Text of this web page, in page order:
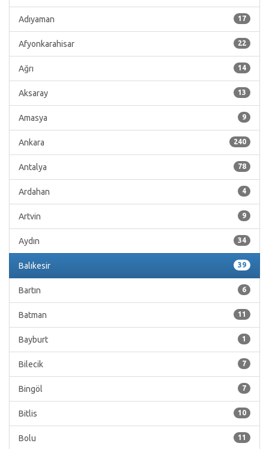
17
Adıyaman
22
Afyonkarahisar
14
Ağrı
13
Aksaray
9
Amasya
240
Ankara
78
Antalya
4
Ardahan
9
Artvin
34
Aydın
39
Balıkesir
6
Bartın
11
Batman
1
Bayburt
7
Bilecik
7
Bingöl
10
Bitlis
11
Bolu